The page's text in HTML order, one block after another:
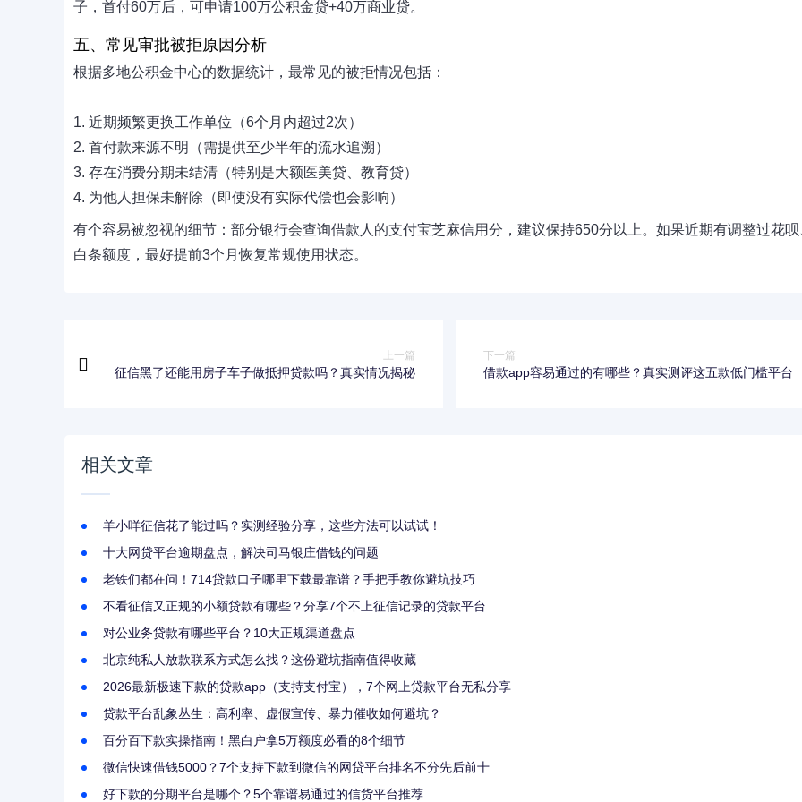
子，首付60万后，可申请100万公积金贷+40万商业贷。
五、常见审批被拒原因分析
根据多地公积金中心的数据统计，最常见的被拒情况包括：
1. 近期频繁更换工作单位（6个月内超过2次）
2. 首付款来源不明（需提供至少半年的流水追溯）
3. 存在消费分期未结清（特别是大额医美贷、教育贷）
4. 为他人担保未解除（即使没有实际代偿也会影响）
有个容易被忽视的细节：部分银行会查询借款人的支付宝芝麻信用分，建议保持650分以上。如果近期有调整过花呗
白条额度，最好提前3个月恢复常规使用状态。
上一篇
征信黑了还能用房子车子做抵押贷款吗？真实情况揭秘
下一篇
借款app容易通过的有哪些？真实测评这五款低门槛平台
相关文章
羊小咩征信花了能过吗？实测经验分享，这些方法可以试试！
十大网贷平台逾期盘点，解决司马银庄借钱的问题
老铁们都在问！714贷款口子哪里下载最靠谱？手把手教你避坑技巧
不看征信又正规的小额贷款有哪些？分享7个不上征信记录的贷款平台
对公业务贷款有哪些平台？10大正规渠道盘点
北京纯私人放款联系方式怎么找？这份避坑指南值得收藏
2026最新极速下款的贷款app（支持支付宝），7个网上贷款平台无私分享
贷款平台乱象丛生：高利率、虚假宣传、暴力催收如何避坑？
百分百下款实操指南！黑白户拿5万额度必看的8个细节
微信快速借钱5000？7个支持下款到微信的网贷平台排名不分先后前十
好下款的分期平台是哪个？5个靠谱易通过的信货平台推荐